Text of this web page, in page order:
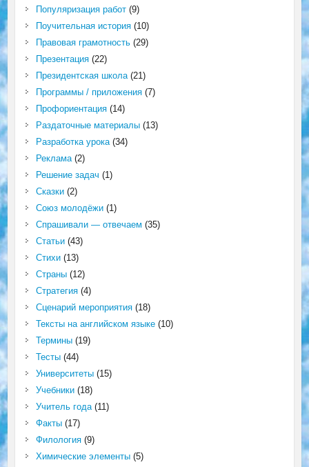
Популяризация работ(9)
Поучительная история(10)
Правовая грамотность(29)
Презентация(22)
Президентская школа(21)
Программы / приложения(7)
Профориентация(14)
Раздаточные материалы(13)
Разработка урока(34)
Реклама(2)
Решение задач (1)
Сказки(2)
Союз молодёжи(1)
Спрашивали — отвечаем (35)
Статьи(43)
Стихи(13)
Страны(12)
Стратегия(4)
Сценарий мероприятия(18)
Тексты на английском языке(10)
Термины(19)
Тесты(44)
Университеты(15)
Учебники(18)
Учитель года(11)
Факты(17)
Филология(9)
Химические элементы(5)